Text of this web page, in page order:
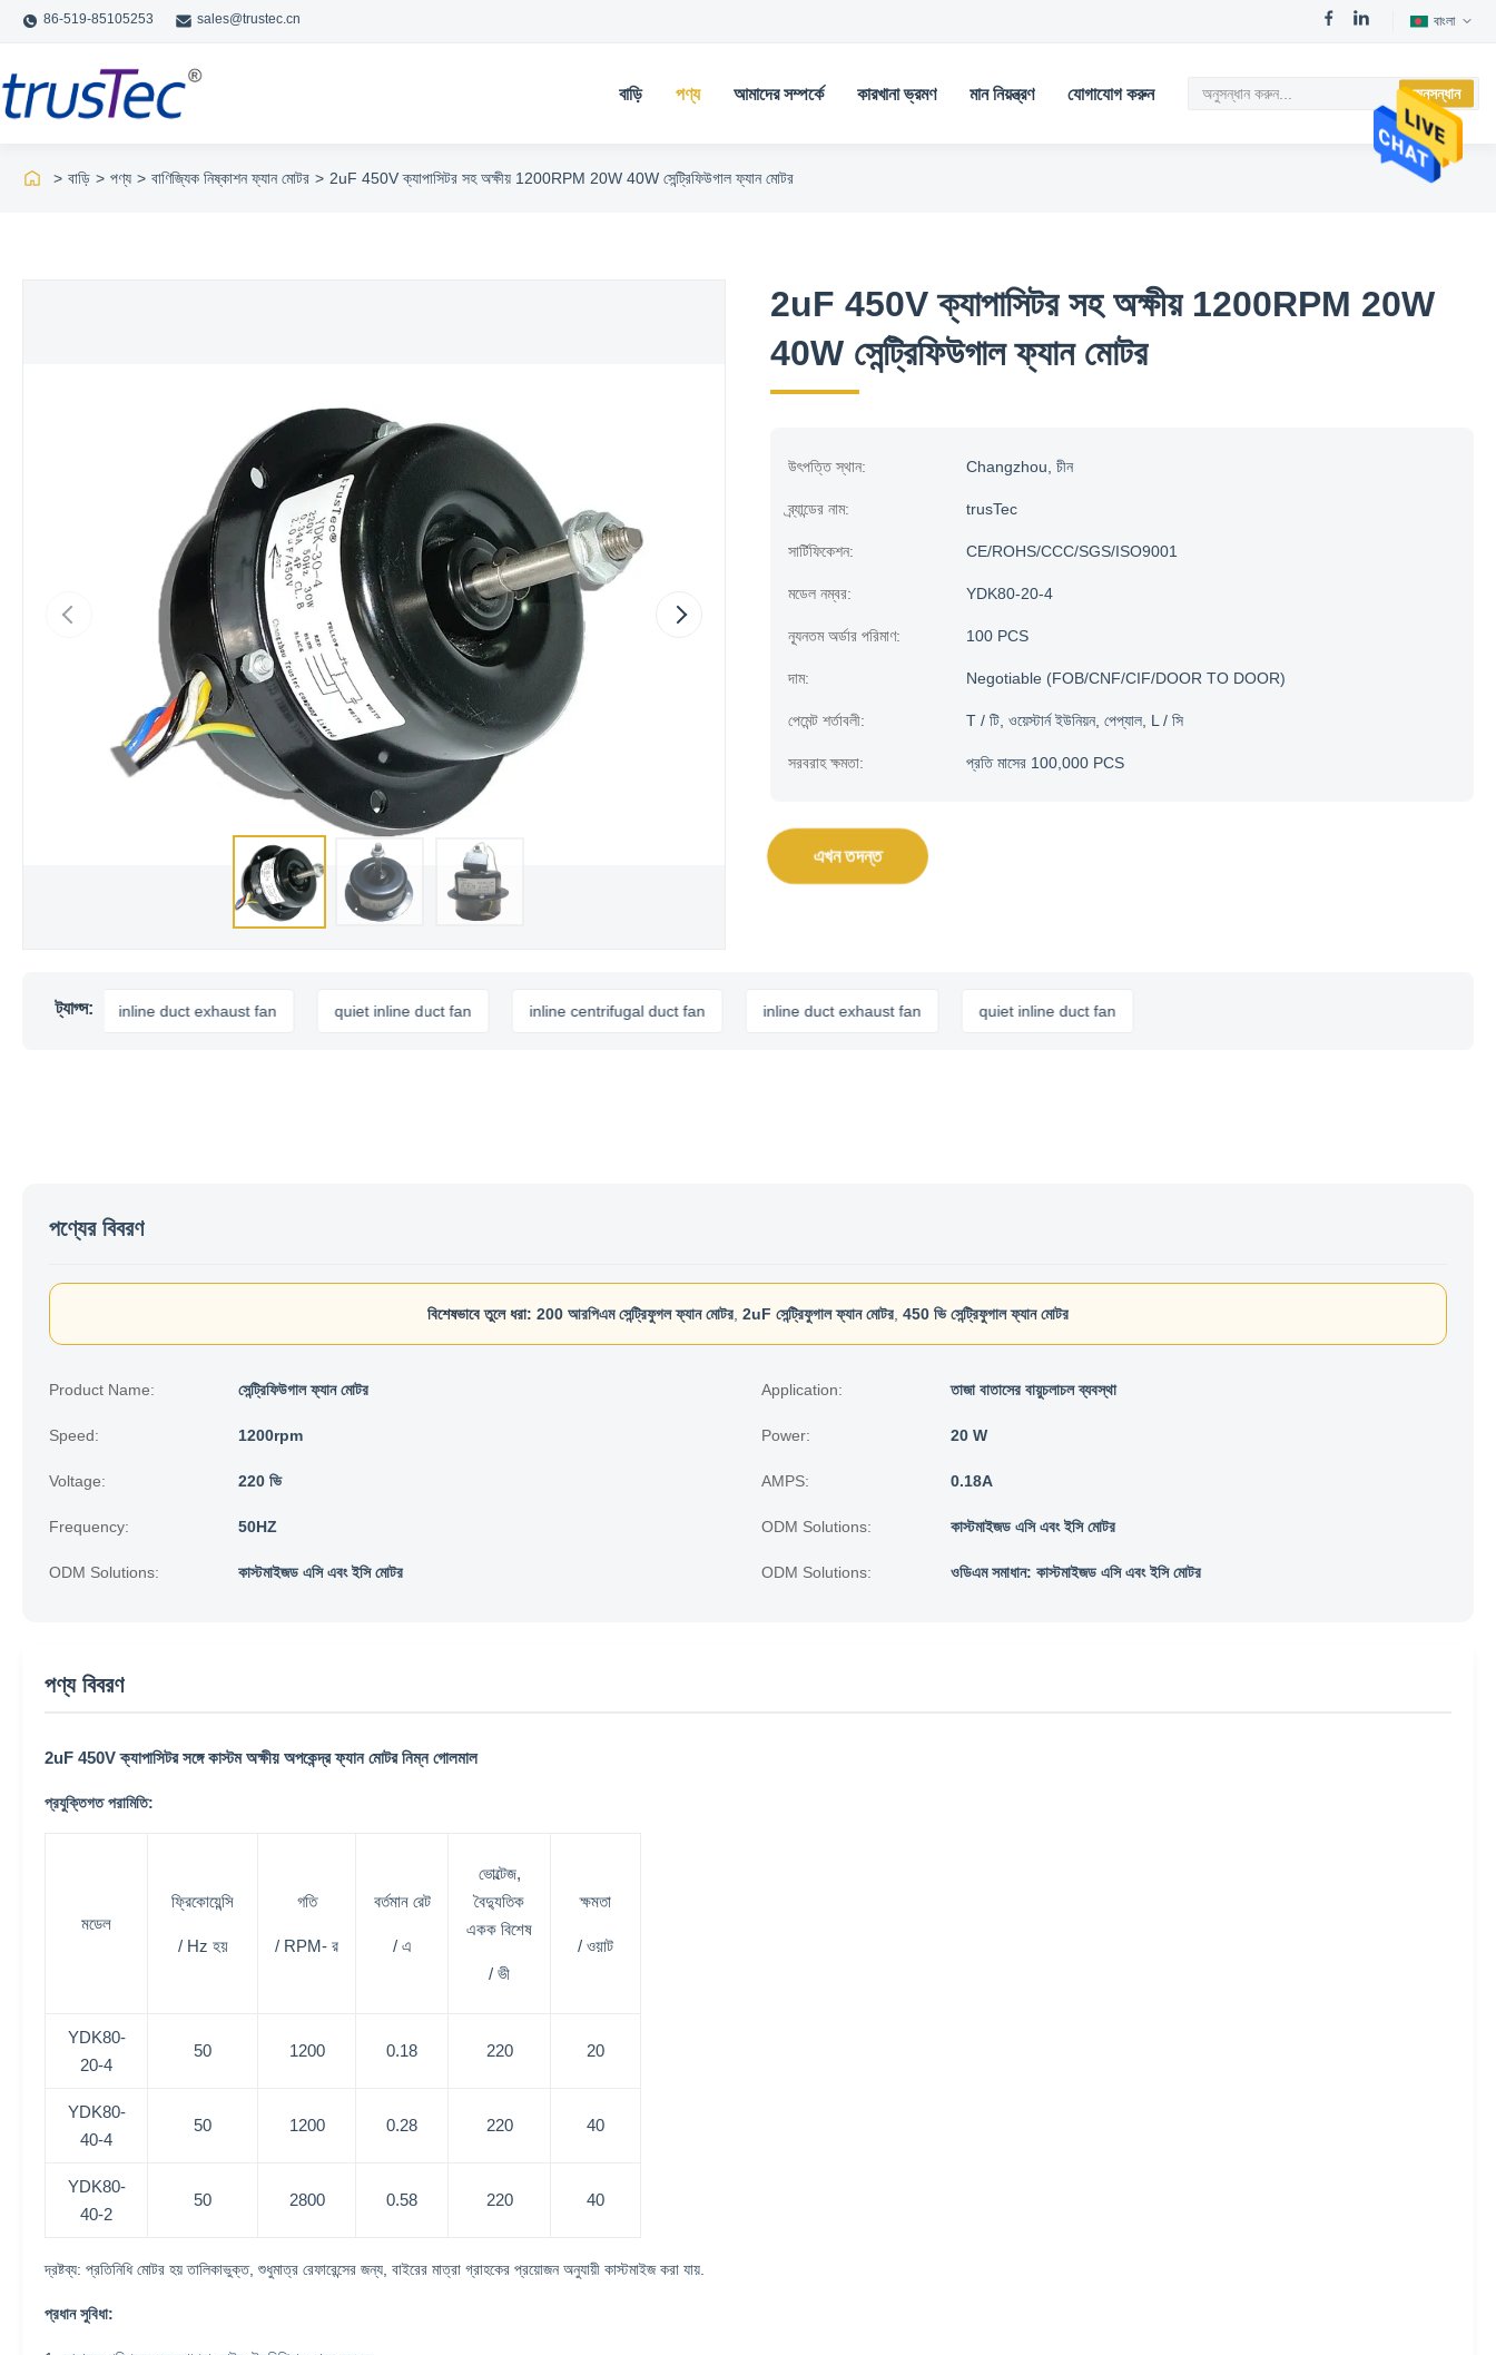
86-519-85105253 sales@trustec.cn বাংলা
বাড়ি পণ্য আমাদের সম্পর্কে কারখানা ভ্রমণ মান নিয়ন্ত্রণ যোগাযোগ করুন অনুসন্ধান
> বাড়ি > পণ্য > বাণিজ্যিক নিষ্কাশন ফ্যান মোটর > 2uF 450V ক্যাপাসিটর সহ অক্ষীয় 1200RPM 20W 40W সেন্ট্রিফিউগাল ফ্যান মোটর
2uF 450V ক্যাপাসিটর সহ অক্ষীয় 1200RPM 20W
40W সেন্ট্রিফিউগাল ফ্যান মোটর
উৎপত্তি স্থান: Changzhou, চীন
ব্র্যান্ডের নাম: trusTec
সার্টিফিকেশন: CE/ROHS/CCC/SGS/ISO9001
মডেল নম্বর: YDK80-20-4
ন্যূনতম অর্ডার পরিমাণ: 100 PCS
দাম: Negotiable (FOB/CNF/CIF/DOOR TO DOOR)
পেমেন্ট শর্তাবলী: T / টি, ওয়েস্টার্ন ইউনিয়ন, পেপ্যাল, L / সি
সরবরাহ ক্ষমতা: প্রতি মাসের 100,000 PCS
এখন তদন্ত
ট্যাগ্স:inline duct exhaust fan quiet inline duct fan inline centrifugal duct fan inline duct exhaust fan quiet inline duct fan
পণ্যের বিবরণ
বিশেষভাবে তুলে ধরা: 200 আরপিএম সেন্ট্রিফুগল ফ্যান মোটর 2uF সেন্ট্রিফুগাল ফ্যান মোটর 450 ভি সেন্ট্রিফুগাল ফ্যান মোটর
Product Name: সেন্ট্রিফিউগাল ফ্যান মোটর Application: তাজা বাতাসের বায়ুচলাচল ব্যবস্থা
Speed: 1200rpm Power: 20 W
Voltage: 220 ভি AMPS: 0.18A
Frequency: 50HZ ODM Solutions: কাস্টমাইজড এসি এবং ইসি মোটর
ODM Solutions: কাস্টমাইজড এসি এবং ইসি মোটর ODM Solutions: ওডিএম সমাধান: কাস্টমাইজড এসি এবং ইসি মোটর
পণ্য বিবরণ
2uF 450V ক্যাপাসিটর সঙ্গে কাস্টম অক্ষীয় অপকেন্দ্র ফ্যান মোটর নিম্ন গোলমাল
প্রযুক্তিগত পরামিতি:
মডেল
ফ্রিকোয়েন্সি
/ Hz হয়
গতি
/ RPM- র
বর্তমান রেট
/ এ
ভোল্টেজ,
বৈদ্যুতিক
একক বিশেষ
/ ভী
ক্ষমতা
/ ওয়াট
YDK80-
20-4
50 1200 0.18 220 20
YDK80-
40-4
50 1200 0.28 220 40
YDK80-
40-2
50 2800 0.58 220 40
দ্রষ্টব্য: প্রতিনিধি মোটর হয় তালিকাভুক্ত, শুধুমাত্র রেফারেন্সের জন্য, বাইরের মাত্রা গ্রাহকের প্রয়োজন অনুযায়ী কাস্টমাইজ করা যায়.
প্রধান সুবিধা: